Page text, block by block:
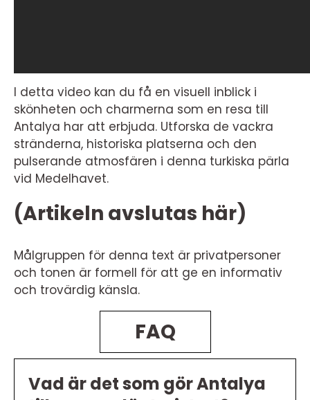
I detta video kan du få en visuell inblick i
skönheten och charmerna som en resa till
Antalya har att erbjuda. Utforska de vackra
stränderna, historiska platserna och den
pulserande atmosfären i denna turkiska pärla
vid Medelhavet.
(Artikeln avslutas här)
Målgruppen för denna text är privatpersoner
och tonen är formell för att ge en informativ
och trovärdig känsla.
FAQ
Vad är det som gör Antalya